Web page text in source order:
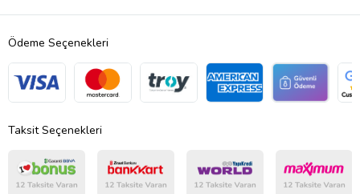
Ödeme Seçenekleri
Taksit Seçenekleri